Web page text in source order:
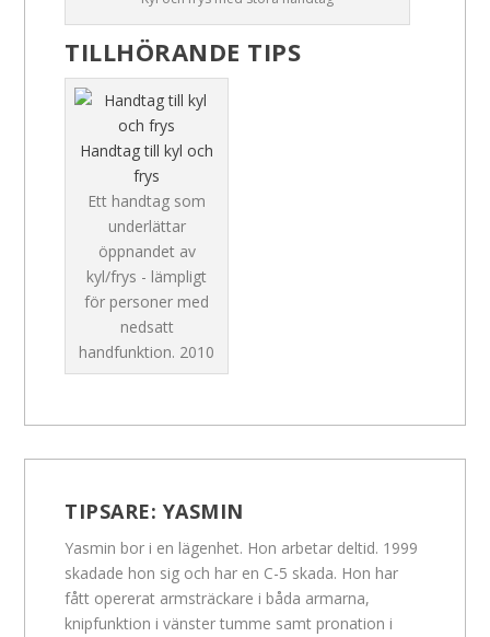
TILLHÖRANDE TIPS
Handtag till kyl och
frys
Ett handtag som
underlättar
öppnandet av
kyl/frys - lämpligt
för personer med
nedsatt
handfunktion. 2010
TIPSARE: YASMIN
Yasmin bor i en lägenhet. Hon arbetar deltid. 1999
skadade hon sig och har en C-5 skada. Hon har
fått opererat armsträckare i båda armarna,
knipfunktion i vänster tumme samt pronation i